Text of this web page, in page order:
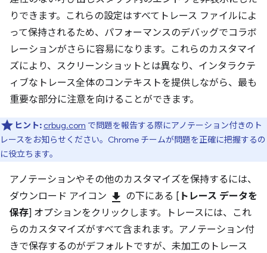
りできます。これらの設定はすべてトレース ファイルによ
って保持されるため、パフォーマンスのデバッグでコラボ
レーションがさらに容易になります。これらのカスタマイ
ズにより、スクリーンショットとは異なり、インタラクテ
ィブなトレース全体のコンテキストを提供しながら、最も
重要な部分に注意を向けることができます。
ヒント:crbug.com で問題を報告する際にアノテーション付きのト
レースをお知らせください。Chrome チームが問題を正確に把握するの
に役立ちます。
アノテーションやその他のカスタマイズを保持するには、
ダウンロード アイコン download の下にある [ トレース データを
保存] オプションをクリックします。トレースには、これ
らのカスタマイズがすべて含まれます。アノテーション付
きで保存するのがデフォルトですが、未加工のトレース